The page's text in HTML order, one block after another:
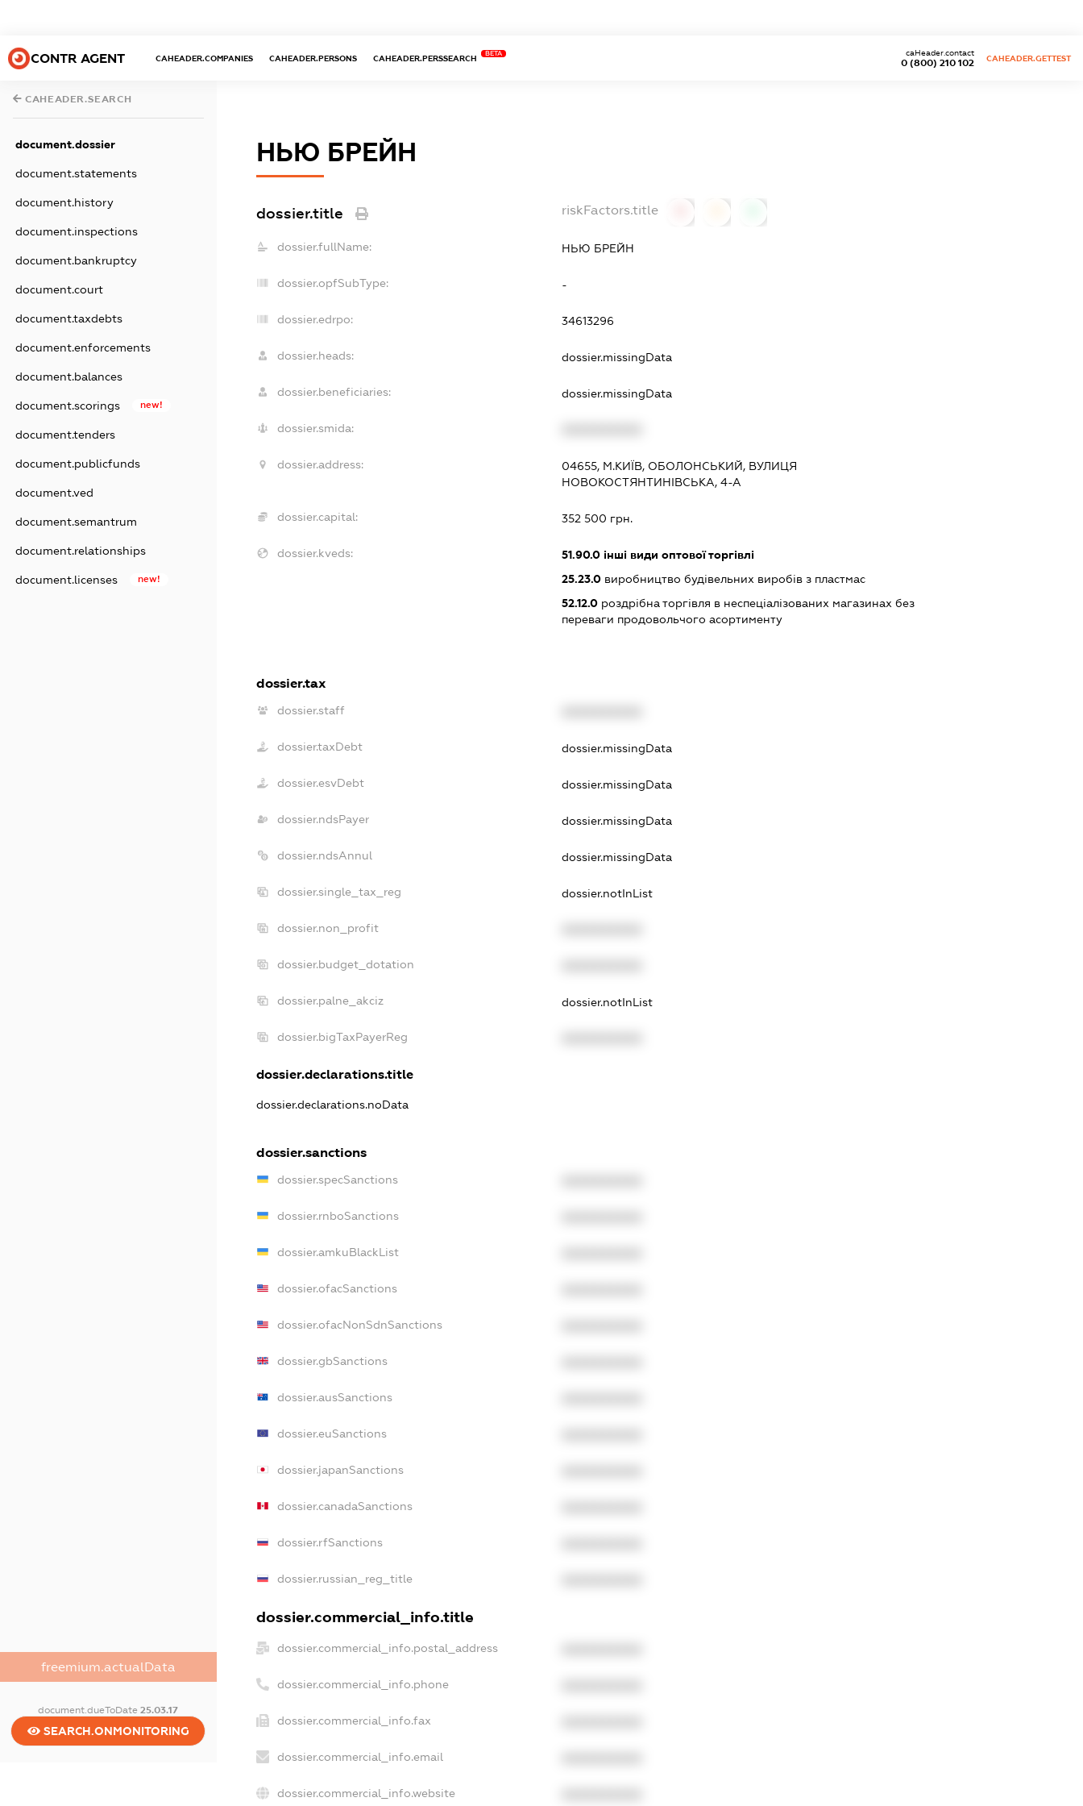
CONTR AGENT CAHEADER.COMPANIES CAHEADER.PERSONS CAHEADER.PERSSEARCH
BETA
0 (800) 210 102
caHeader.contact
CAHEADER.GETTEST
CAHEADER.SEARCH
document.dossier
document.statements
document.history
document.inspections
document.bankruptcy
document.court
document.taxdebts
document.enforcements
document.balances
document.scorings new!
document.tenders
document.publicfunds
document.ved
document.semantrum
document.relationships
document.licenses new!
freemium.actualData
document.dueToDate25.03.17
SEARCH.ONMONITORING
НЬЮ БРЕЙН
dossier.title riskFactors.title
dossier.fullName: НЬЮ БРЕЙН
dossier.opfSubType: -
dossier.edrpo: 34613296
dossier.heads: dossier.missingData
dossier.beneficiaries: dossier.missingData
dossier.smida:
dossier.address:
04655, М.КИЇВ, ОБОЛОНСЬКИЙ, ВУЛИЦЯ
НОВОКОСТЯНТИНІВСЬКА, 4-А
dossier.capital: 352 500 грн.
dossier.kveds: 51.90.0 інші види оптової торгівлі
25.23.0 виробництво будівельних виробів з пластмас
52.12.0 роздрібна торгівля в неспеціалізованих магазинах без
переваги продовольчого асортименту
dossier.tax
dossier.staff
dossier.taxDebt dossier.missingData
dossier.esvDebt dossier.missingData
dossier.ndsPayer dossier.missingData
dossier.ndsAnnul dossier.missingData
dossier.single_tax_reg dossier.notInList
dossier.non_profit
dossier.budget_dotation
dossier.palne_akciz dossier.notInList
dossier.bigTaxPayerReg
dossier.declarations.title
dossier.declarations.noData
dossier.sanctions
dossier.specSanctions
dossier.rnboSanctions
dossier.amkuBlackList
dossier.ofacSanctions
dossier.ofacNonSdnSanctions
dossier.gbSanctions
dossier.ausSanctions
dossier.euSanctions
dossier.japanSanctions
dossier.canadaSanctions
dossier.rfSanctions
dossier.russian_reg_title
dossier.commercial_info.title
dossier.commercial_info.postal_address
dossier.commercial_info.phone
dossier.commercial_info.fax
dossier.commercial_info.email
dossier.commercial_info.website